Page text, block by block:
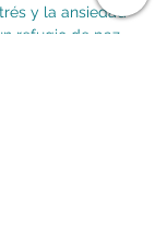
y la ansiedad
refugio de paz